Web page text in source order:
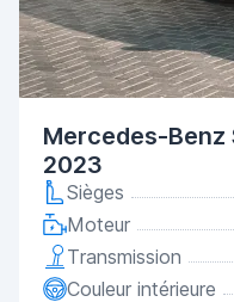
Mercedes-Benz
2023
Sièges
Moteur
Transmission
Couleur intérieure